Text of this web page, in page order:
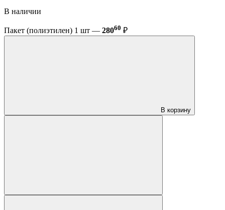
В наличии
Пакет (полиэтилен) 1 шт — 28060 ₽
В корзину